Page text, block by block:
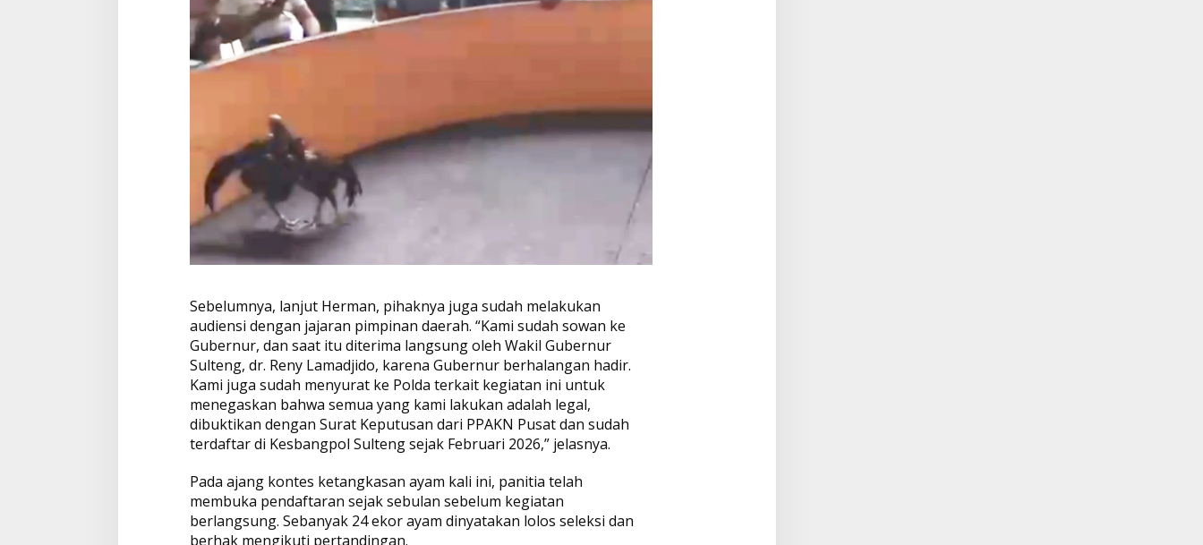
Sebelumnya, lanjut Herman, pihaknya juga sudah melakukan
audiensi dengan jajaran pimpinan daerah. “Kami sudah sowan ke
Gubernur, dan saat itu diterima langsung oleh Wakil Gubernur
Sulteng, dr. Reny Lamadjido, karena Gubernur berhalangan hadir.
Kami juga sudah menyurat ke Polda terkait kegiatan ini untuk
menegaskan bahwa semua yang kami lakukan adalah legal,
dibuktikan dengan Surat Keputusan dari PPAKN Pusat dan sudah
terdaftar di Kesbangpol Sulteng sejak Februari 2026,” jelasnya.
Pada ajang kontes ketangkasan ayam kali ini, panitia telah
membuka pendaftaran sejak sebulan sebelum kegiatan
berlangsung. Sebanyak 24 ekor ayam dinyatakan lolos seleksi dan
berhak mengikuti pertandingan.